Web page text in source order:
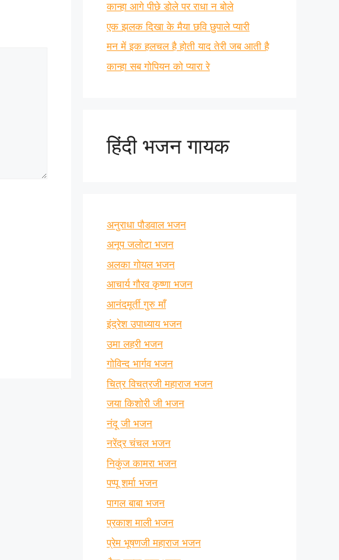
कान्हा आगे पीछे डोले पर राधा न बोले
एक झलक दिखा के मैया छवि छुपाले प्यारी
मन में इक हलचल है होती याद तेरी जब आती है
कान्हा सब गोपियन को प्यारा रे
हिंदी भजन गायक
अनुराधा पौडवाल भजन
अनूप जलोटा भजन
अलका गोयल भजन
आचार्य गौरव कृष्णा भजन
आनंदमूर्ती गुरु माँ
इंद्रेश उपाध्याय भजन
उमा लहरी भजन
गोविन्द भार्गव भजन
चित्र विचत्रजी महाराज भजन
जया किशोरी जी भजन
नंदू जी भजन
नरेंद्र चंचल भजन
निकुंज कामरा भजन
पप्पू शर्मा भजन
पागल बाबा भजन
प्रकाश माली भजन
प्रेम भूषणजी महाराज भजन